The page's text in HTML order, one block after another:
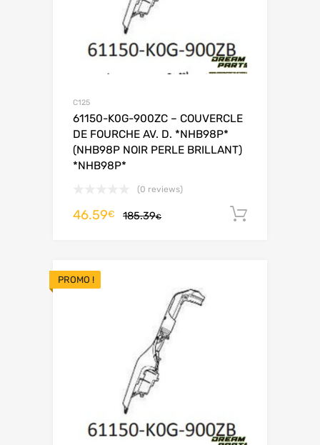
C125
61150-K0G-900ZC – COUVERCLE
DE FOURCHE AV. D. *NHB98P*
(NHB98P NOIR PERLE BRILLANT)
*NHB98P*
(0 reviews)
185.39€
46.59€
PROMO !